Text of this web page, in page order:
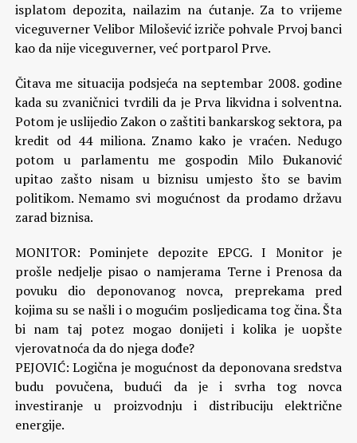
isplatom depozita, nailazim na ćutanje. Za to vrijeme
viceguverner Velibor Milošević izriče pohvale Prvoj banci
kao da nije viceguverner, već portparol Prve.
Čitava me situacija podsjeća na septembar 2008. godine
kada su zvaničnici tvrdili da je Prva likvidna i solventna.
Potom je uslijedio Zakon o zaštiti bankarskog sektora, pa
kredit od 44 miliona. Znamo kako je vraćen. Nedugo
potom u parlamentu me gospodin Milo Đukanović
upitao zašto nisam u biznisu umjesto što se bavim
politikom. Nemamo svi mogućnost da prodamo državu
zarad biznisa.
MONITOR: Pominjete depozite EPCG. I Monitor je
prošle nedjelje pisao o namjerama Terne i Prenosa da
povuku dio deponovanog novca, preprekama pred
kojima su se našli i o mogućim posljedicama tog čina. Šta
bi nam taj potez mogao donijeti i kolika je uopšte
vjerovatnoća da do njega dođe?
PEJOVIĆ: Logična je mogućnost da deponovana sredstva
budu povučena, budući da je i svrha tog novca
investiranje u proizvodnju i distribuciju električne
energije.